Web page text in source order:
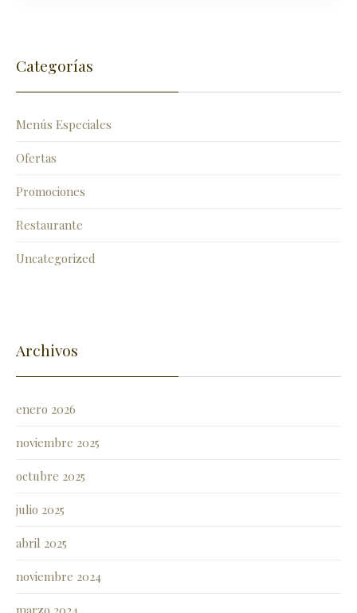
Categorías
Menús Especiales
Ofertas
Promociones
Restaurante
Uncategorized
Archivos
enero 2026
noviembre 2025
octubre 2025
julio 2025
abril 2025
noviembre 2024
marzo 2024